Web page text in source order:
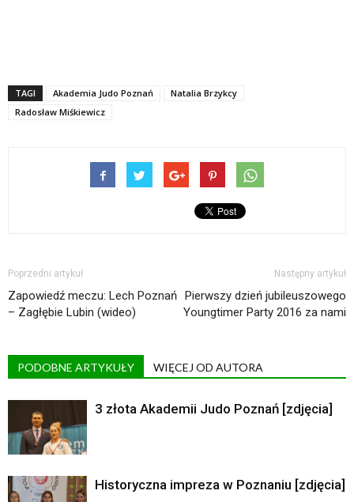
TAGI Akademia Judo Poznań
Natalia Brzykcy
Radosław Miśkiewicz
Poprzedni artykuł
Zapowiedź meczu: Lech Poznań
– Zagłębie Lubin (wideo)
Następny artykuł
Pierwszy dzień jubileuszowego
Youngtimer Party 2016 za nami
PODOBNE ARTYKUŁY WIĘCEJ OD AUTORA
3 złota Akademii Judo Poznań [zdjęcia]
Historyczna impreza w Poznaniu [zdjęcia]